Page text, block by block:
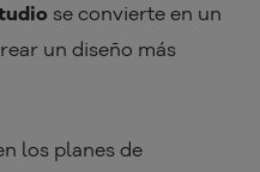
se convierte en un
un diseño más
los planes de